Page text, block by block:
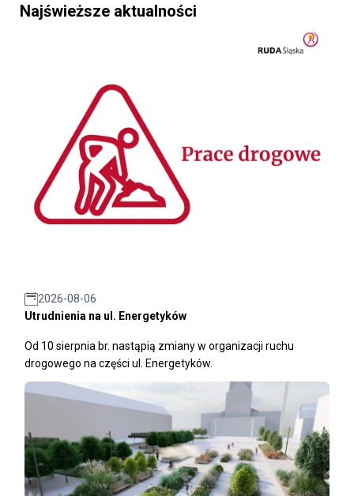
Najświeższe aktualności
2026-08-06
Utrudnienia na ul. Energetyków
Od 10 sierpnia br. nastąpią zmiany w organizacji ruchu
drogowego na części ul. Energetyków.